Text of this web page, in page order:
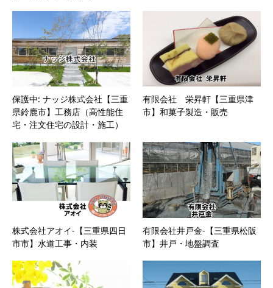
保護中: ナッジ株式会社【三重
県鈴鹿市】工務店（高性能住
宅・注文住宅の設計・施工）
有限会社 栄昇軒【三重県津
市】和菓子製造・販売
株式会社アオイ-【三重県四日
市市】水道工事・内装
有限会社井戸金-【三重県松阪
市】井戸・地盤調査